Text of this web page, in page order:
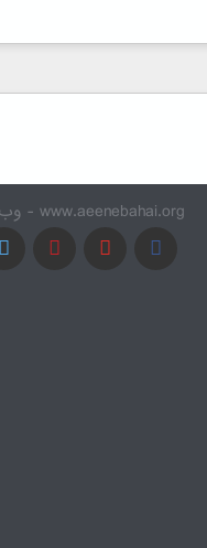
www.aeenebahai.org - وب سایت معرفی آئین بهائی به زبان فارسی